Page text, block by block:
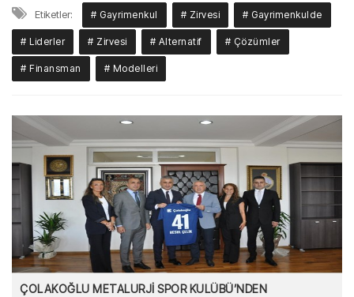
Etiketler: # Gayrimenkul # Zirvesi # Gayrimenkulde
# Liderler # Zirvesi # Alternatif # Çözümler
# Finansman # Modelleri
ÇOLAKOĞLU METALURJİ SPOR KULÜBÜ’NDEN